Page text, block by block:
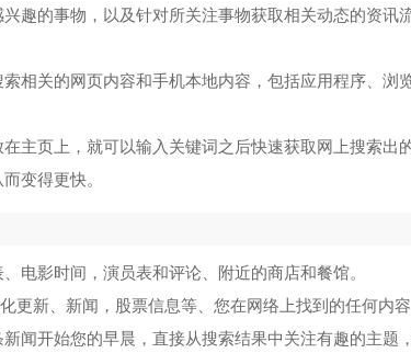
趣的事物，以及针对所关注事物获取相关动态的资讯
相关的网页内容和手机本地内容，包括应用程序、浏
主页上，就可以输入关键词之后快速获取网上搜索出
变得更快。
电影时间，演员表和评论、附近的商店和餐馆。
更新、新闻，股票信息等、您在网络上找到的任何内容
闻开始您的早晨，直接从搜索结果中关注有趣的主题